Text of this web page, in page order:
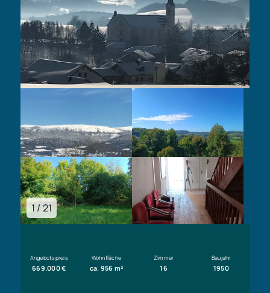
1 / 21
Angebotspreis
669.000 €
Wohnfläche
ca. 956 m²
Zimmer
16
Baujahr
1950